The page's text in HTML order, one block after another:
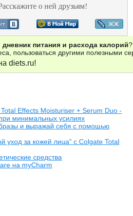
о ней друзьям!
дневник питания и расхода калорий?
пользоваться другими полезными
diets.ru!
Effects Moisturiser + Serum Duo -
минимальных усилиях
и выражай себя с помощью
уход за кожей лица" с Colgate Total
средства
на myCharm